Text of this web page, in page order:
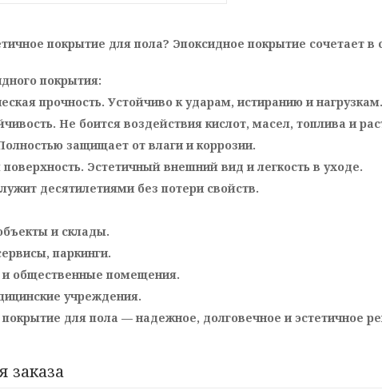
покрытие для пола? Эпоксидное покрытие сочетает
покрытия:
прочность. Устойчиво к ударам, истиранию и нагрузкам.
Не боится воздействия кислот, масел, топлива и
защищает от влаги и коррозии.
Эстетичный внешний вид и легкость в уходе.
десятилетиями без потери свойств.
и склады.
паркинги.
общественные помещения.
учреждения.
для пола — надежное, долговечное и эстетичное